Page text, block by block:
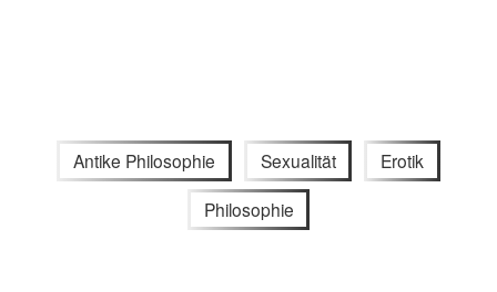
Antike Philosophie Sexualität Erotik
Philosophie